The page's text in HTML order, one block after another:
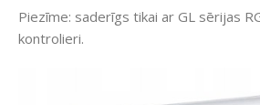
Piezīme: saderīgs tikai ar GL sērijas
kontrolieri.